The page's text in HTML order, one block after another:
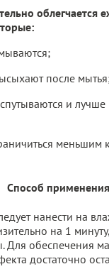
облегчается
после
и
меньшим
Способ применения
нанести на
на 1
Для обеспечения
достаточно